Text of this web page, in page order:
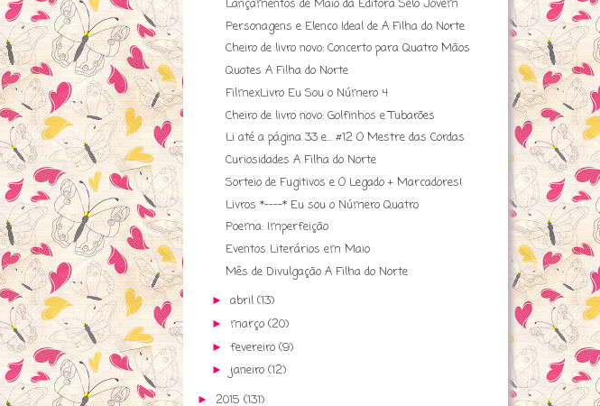
Lançamentos de Maio da Editora Selo Jovem
Personagens e Elenco Ideal de A Filha do Norte
Cheiro de livro novo: Concerto para Quatro Mãos
Quotes A Filha do Norte
FilmexLivro Eu Sou o Número 4
Cheiro de livro novo: Golfinhos e Tubarões
Li até a página 33 e... #12 O Mestre das Cordas
Curiosidades A Filha do Norte
Sorteio de Fugitivos e O Legado + Marcadores!
Livros *----* Eu sou o Número Quatro
Poema: Imperfeição
Eventos Literários em Maio
Mês de Divulgação A Filha do Norte
► abril (13)
► março (20)
► fevereiro (9)
► janeiro (12)
► 2015 (131)